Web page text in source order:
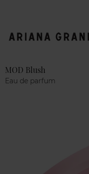
MOD Blush
Eau de parfum